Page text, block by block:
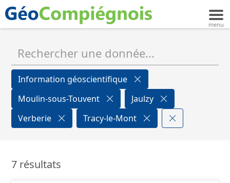
Information géoscientifique
Moulin-sous-Touvent
Jaulzy
Verberie
Tracy-le-Mont
7 résultats